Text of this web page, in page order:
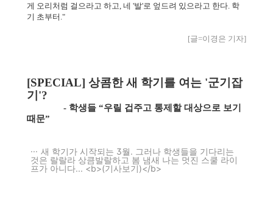
게 오리처럼 걸으라고 하고, 네 '발'로 엎드려 있으라고 한다. 학
기 초부터."
[글=이경은 기자]
[SPECIAL] 상콤한 새 학기를 여는 '군기잡
기'?
- 학생들 “우릴 겁주고 통제할 대상으로 보기
때문”
새 학기가 시작되는 3월. 그러나 학생들을 기다리는
것은 랄랄라 상큼발랄하고 봄 냄새 나는 멋진 스쿨 라이
프가 아니다... <b>(기사보기)</b>